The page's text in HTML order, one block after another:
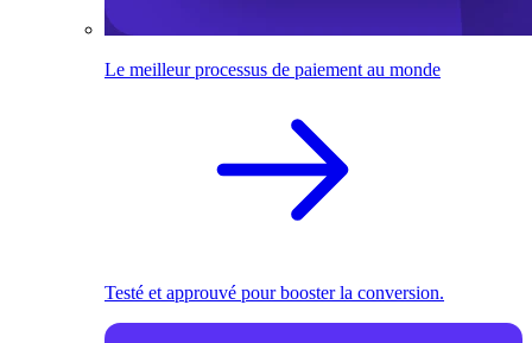
Le meilleur processus de paiement au monde
Testé et approuvé pour booster la conversion.